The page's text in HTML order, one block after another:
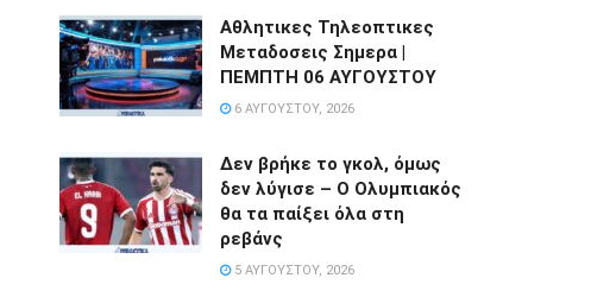
Αθλητικες Τηλεοπτικες
Μεταδοσεις Σημερα |
ΠΕΜΠΤΗ 06 ΑΥΓΟΥΣΤΟΥ
6 ΑΥΓΟΎΣΤΟΥ, 2026
Δεν βρήκε το γκολ, όμως
δεν λύγισε – Ο Ολυμπιακός
θα τα παίξει όλα στη
ρεβάνς
5 ΑΥΓΟΎΣΤΟΥ, 2026